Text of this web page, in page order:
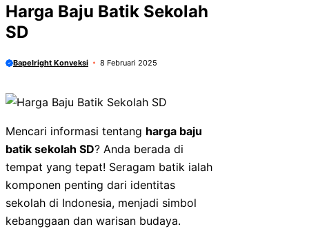
Harga Baju Batik Sekolah
SD
Bapelright Konveksi 8 Februari 2025
Mencari informasi tentang harga baju
batik sekolah SD? Anda berada di
tempat yang tepat! Seragam batik ialah
komponen penting dari identitas
sekolah di Indonesia, menjadi simbol
kebanggaan dan warisan budaya.